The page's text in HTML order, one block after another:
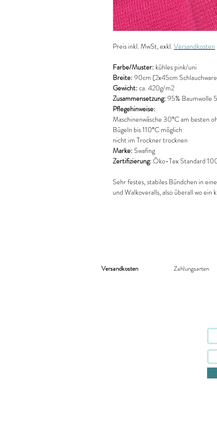
Preis inkl. MwSt, exkl. Versandkosten
Farbe/Muster: kühles pink/uni
Breite: 90cm (2x45cm
Gewicht: ca. 420g/m2
Zusammensetzung: 95% Baumwolle
Pflegehinweise:
Maschinenwäsche 30°C am besten
Bügeln bis 110°C möglich
nicht im Trockner trocknen
Marke: Swafing
Zertifizierung: Öko-Tex Standard
Sehr festes, stabiles Bündchen in
und Walkoveralls, also überall wo ein
Versandkosten Zahlungsarten